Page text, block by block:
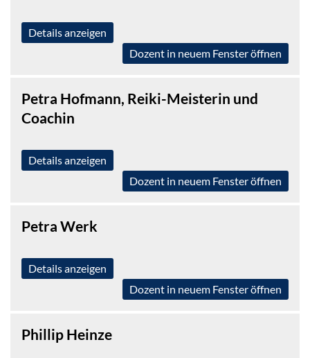
Details anzeigen
Dozent in neuem Fenster öffnen
Petra Hofmann, Reiki-Meisterin und
Coachin
Details anzeigen
Dozent in neuem Fenster öffnen
Petra Werk
Details anzeigen
Dozent in neuem Fenster öffnen
Phillip Heinze